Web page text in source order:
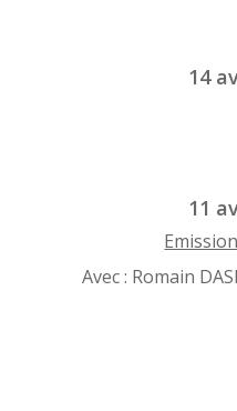
14
11
Avec : Romain